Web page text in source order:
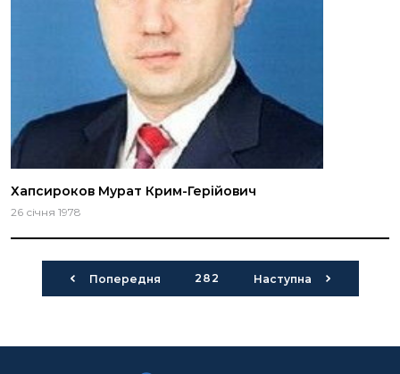
Хапсироков Мурат Крим-Герійович
26 січня 1978
Попередня 282 Наступна